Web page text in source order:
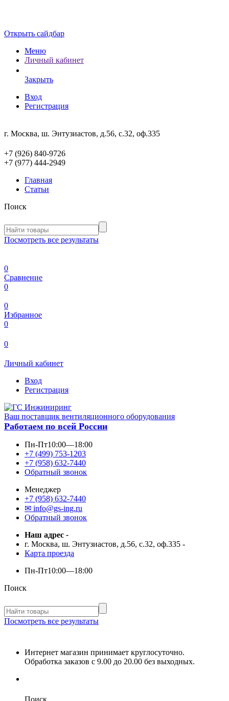
Открыть сайдбар
Меню
Личный кабинет
Закрыть
Вход
Регистрация
г. Москва, ш. Энтузиастов, д.56, с.32, оф.335
+7 (926) 840-9726
+7 (977) 444-2949
Главная
Статьи
Поиск
Посмотреть все результаты
0
Сравнение
0
0
Избранное
0
0
Личный кабинет
Вход
Регистрация
Ваш поставщик вентиляционного оборудования
Работаем по всей России
Пн-Пт10:00—18:00
+7 (499) 753-1203
+7 (958) 632-7440
Обратный звонок
Менеджер
+7 (958) 632-7440
✉ info@gs-ing.ru
Обратный звонок
Наш адрес -
г. Москва, ш. Энтузиастов, д.56, с.32, оф.335 -
Карта проезда
Пн-Пт10:00—18:00
Поиск
Посмотреть все результаты
Интернет магазин принимает круглосуточно.
Обработка заказов с 9.00 до 20.00 без выходных.
Поиск